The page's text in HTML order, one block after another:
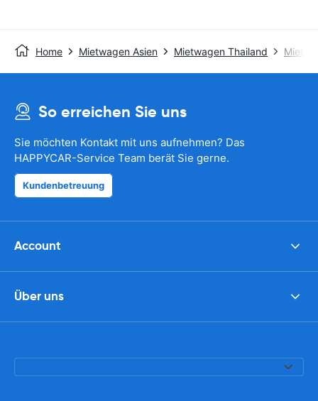
Home Mietwagen Asien Mietwagen Thailand
So erreichen Sie uns
Sie möchten Kontakt mit uns aufnehmen? Das
HAPPYCAR-Service Team berät Sie gerne.
Kundenbetreuung
Account
Über uns